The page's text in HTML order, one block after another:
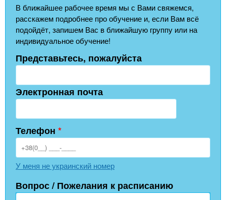
В ближайшее рабочее время мы с Вами свяжемся,
расскажем подробнее про обучение и, если Вам всё
подойдёт, запишем Вас в ближайшую группу или на
индивидуальное обучение!
Представьтесь, пожалуйста
Электронная почта
Телефон *
У меня не украинский номер
Вопрос / Пожелания к расписанию